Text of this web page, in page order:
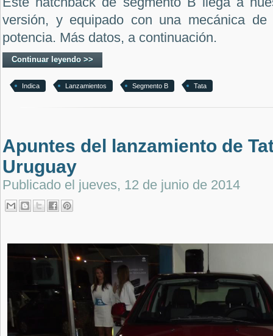
versión, y equipado con una mecánica
potencia. Más datos, a continuación.
Continuar leyendo >>
Indica Lanzamientos Segmento B Tata
Apuntes del lanzamiento de
Uruguay
Publicado el jueves, 12 de junio de 2014